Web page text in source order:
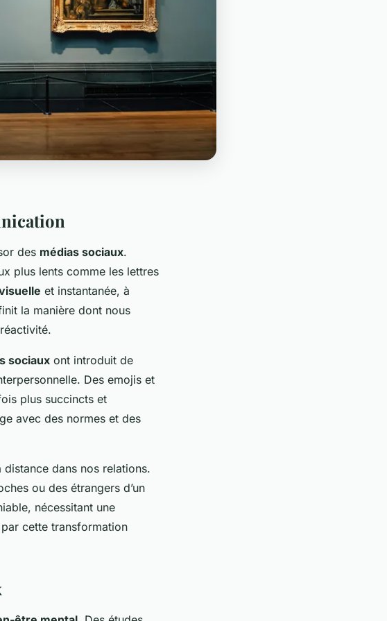
des médias sociaux.
plus lents comme les lettres
et instantanée, à
la manière dont nous
sociaux ont introduit de
Des emojis et
plus succincts et
avec des normes et des
dans nos relations.
ou des étrangers d’un
nécessitant une
cette transformation